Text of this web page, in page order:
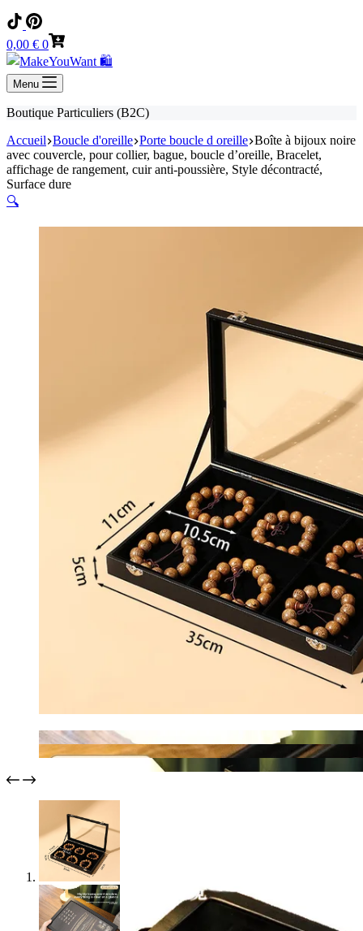
Panier
d’achat
0,00 € 0
Menu
Boutique Particuliers (B2C)
Accueil Boucle d'oreille Porte boucle d oreille Boîte à bijoux noire
avec couvercle, pour collier, bague, boucle d’oreille, Bracelet,
affichage de rangement, cuir anti-poussière, Style décontracté,
Surface dure
🔍